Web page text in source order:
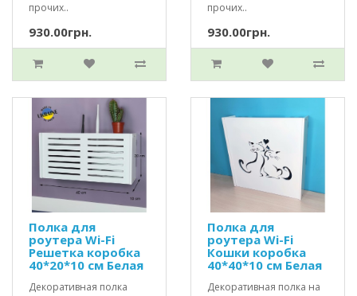
прочих..
930.00грн.
прочих..
930.00грн.
Полка для
роутера Wi-Fi
Решетка коробка
40*20*10 см Белая
Декоративная полка
Полка для
роутера Wi-Fi
Кошки коробка
40*40*10 см Белая
Декоративная полка на